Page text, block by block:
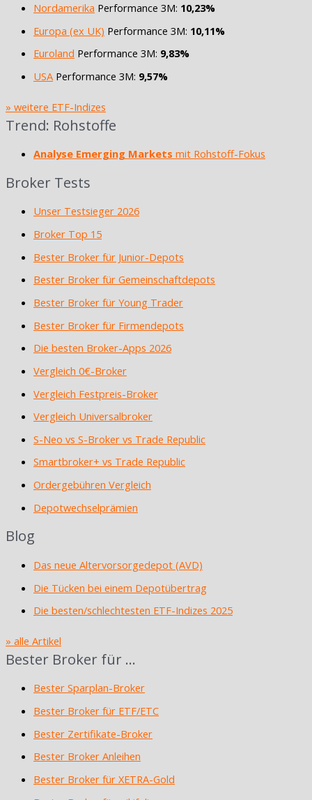
Nordamerika Performance 3M: 10,23%
Europa (ex UK) Performance 3M: 10,11%
Euroland Performance 3M: 9,83%
USA Performance 3M: 9,57%
» weitere ETF-Indizes
Trend: Rohstoffe
Analyse Emerging Markets mit Rohstoff-Fokus
Broker Tests
Unser Testsieger 2026
Broker Top 15
Bester Broker für Junior-Depots
Bester Broker für Gemeinschaftdepots
Bester Broker für Young Trader
Bester Broker für Firmendepots
Die besten Broker-Apps 2026
Vergleich 0€-Broker
Vergleich Festpreis-Broker
Vergleich Universalbroker
S-Neo vs S-Broker vs Trade Republic
Smartbroker+ vs Trade Republic
Ordergebühren Vergleich
Depotwechselprämien
Blog
Das neue Altervorsorgedepot (AVD)
Die Tücken bei einem Depotübertrag
Die besten/schlechtesten ETF-Indizes 2025
» alle Artikel
Bester Broker für …
Bester Sparplan-Broker
Bester Broker für ETF/ETC
Bester Zertifikate-Broker
Bester Broker Anleihen
Bester Broker für XETRA-Gold